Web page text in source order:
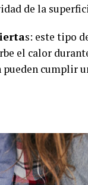
de la
s: este tipo
el calor
cumplir